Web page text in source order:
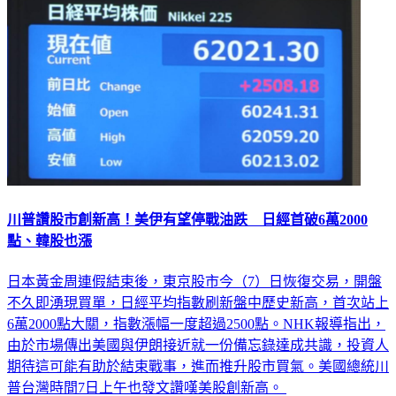
川普讚股市創新高！美伊有望停戰油跌 日經首破6萬2000
點、韓股也漲
日本黃金周連假結束後，東京股市今（7）日恢復交易，開盤
不久即湧現買單，日經平均指數刷新盤中歷史新高，首次站上
6萬2000點大關，指數漲幅一度超過2500點。NHK報導指出，
由於市場傳出美國與伊朗接近就一份備忘錄達成共識，投資人
期待這可能有助於結束戰事，進而推升股市買氣。美國總統川
普台灣時間7日上午也發文讚嘆美股創新高。